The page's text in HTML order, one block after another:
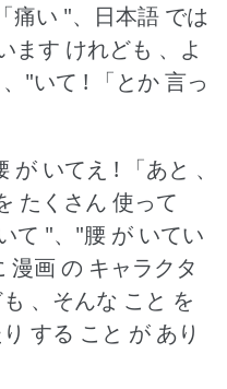
痛い "、日本語 では
ます けれども 、よ
"いて !
「とか 言っ
が いてえ !
「あと 、
たくさん 使って
て "、"腰 が いてい
漫画 の キャラクタ
、そんな こと を
する こと が あり